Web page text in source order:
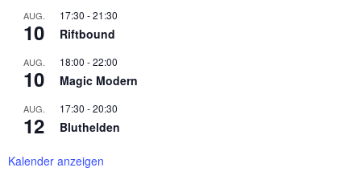
AUG.
10
17:30 -21:30
Riftbound
AUG.
10
18:00 -22:00
Magic Modern
AUG.
12
17:30 -20:30
Bluthelden
Kalender anzeigen